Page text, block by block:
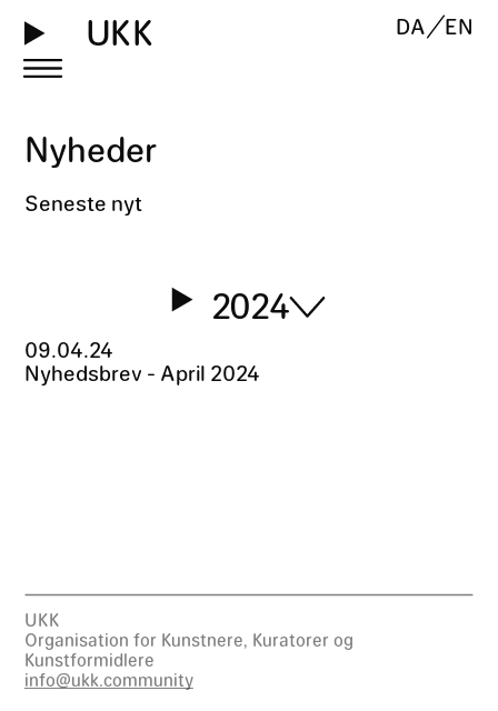
UKK DA EN
Nyheder
Seneste nyt
2024
09.04.24
Nyhedsbrev - April 2024
UKK
Organisation for Kunstnere, Kuratorer og
Kunstformidlere
info@ukk.community